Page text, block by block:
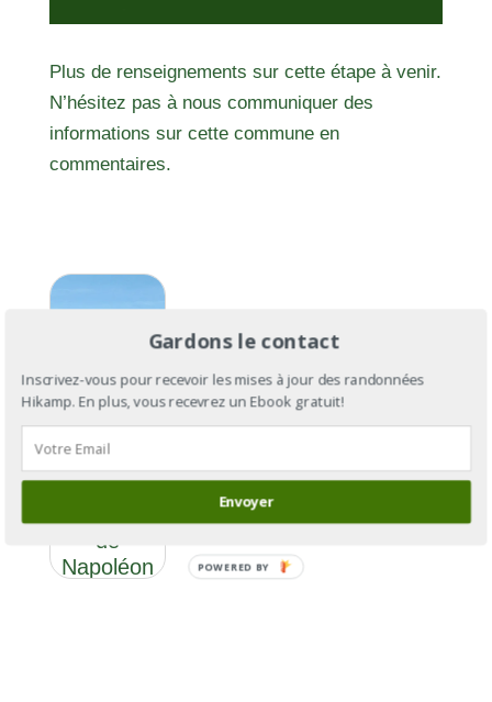
Plus de renseignements sur cette étape à venir.
N’hésitez pas à nous communiquer des
informations sur cette commune en
commentaires.
GR®406 :
de
Napoléon
Gardons le contact
Inscrivez-vous pour recevoir les mises à jour des randonnées
Hikamp. En plus, vous recevrez un Ebook gratuit!
Envoyer
POWERED BY